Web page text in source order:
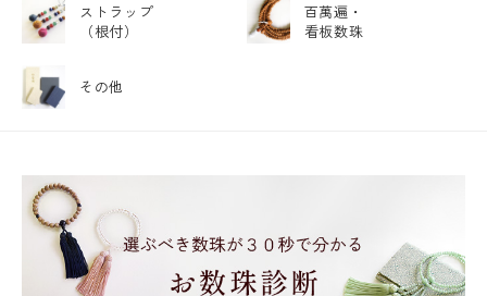
ストラップ
（根付）
百萬遍・
看板数珠
その他